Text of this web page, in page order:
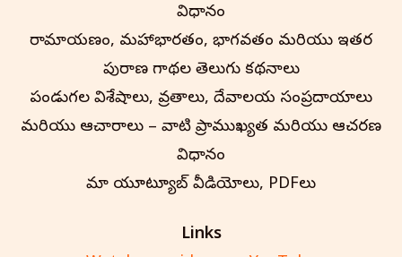
విధానం
రామాయణం, మహాభారతం, భాగవతం మరియు ఇతర
పురాణ గాథల తెలుగు కథనాలు
పండుగల విశేషాలు, వ్రతాలు, దేవాలయ సంప్రదాయాలు
మరియు ఆచారాలు – వాటి ప్రాముఖ్యత మరియు ఆచరణ
విధానం
మా యూట్యూబ్ వీడియోలు, PDFలు
Links